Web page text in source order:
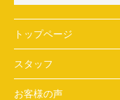
トップページ
スタッフ
お客様の声